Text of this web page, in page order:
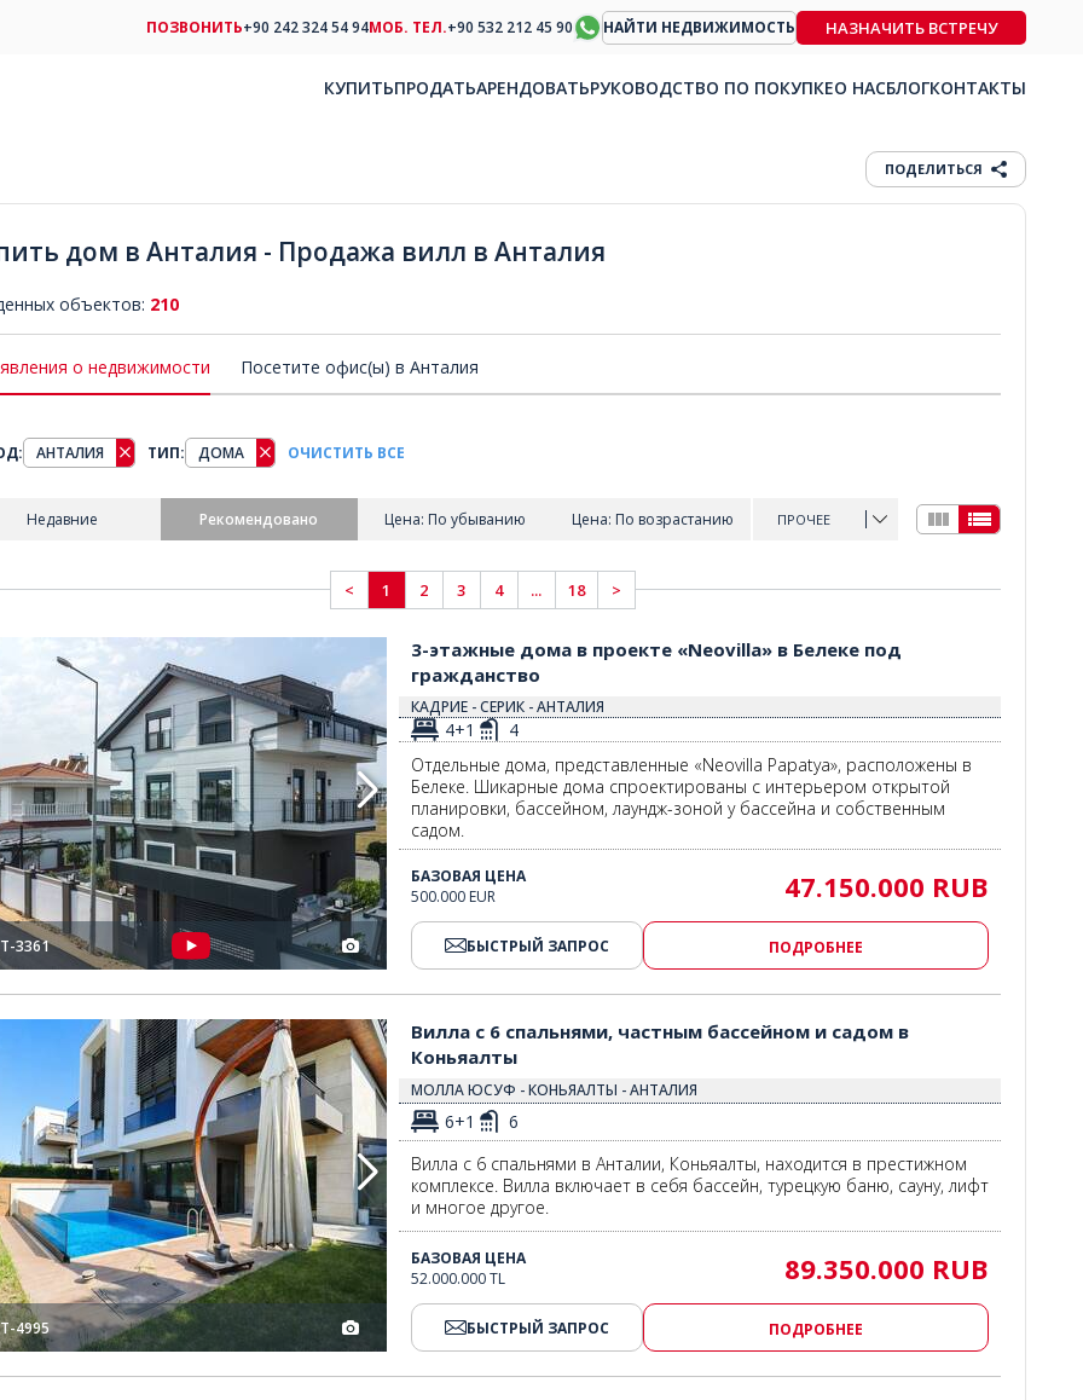
ПОДЕЛИТЬСЯ
дом в Анталия - Продажа вилл в Анталия
объектов: 210
о недвижимости Посетите офис(ы) в Анталия
АНТАЛИЯ ТИП: ДОМА ОЧИСТИТЬ ВСЕ
Недавние Рекомендовано Цена: По убыванию Цена: По возрастанию ПРОЧЕЕ
< 1 2 3 4 ... 18 >
2
3-этажные дома в проекте «Neovilla» в Белеке под гражданство 3
3361
3-этажные дома в проекте «Neovilla» в Белеке под
гражданство
КАДРИЕ - СЕРИК - АНТАЛИЯ
4+1
4
Отдельные дома, представленные «Neovilla Papatya», расположены в
Белеке. Шикарные дома спроектированы с интерьером открытой
планировки, бассейном, лаундж-зоной у бассейна и собственным
садом.
БАЗОВАЯ ЦЕНА
500.000 EUR
47.150.000 RUB
БЫСТРЫЙ ЗАПРОС ПОДРОБНЕЕ
2
Вилла с 6 спальнями, частным бассейном и садом в Коньяалты 3
4995
Вилла с 6 спальнями, частным бассейном и садом в
Коньяалты
МОЛЛА ЮСУФ - КОНЬЯАЛТЫ - АНТАЛИЯ
6+1
6
Вилла с 6 спальнями в Анталии, Коньяалты, находится в престижном
комплексе. Вилла включает в себя бассейн, турецкую баню, сауну, лифт
и многое другое.
БАЗОВАЯ ЦЕНА
52.000.000 TL
89.350.000 RUB
БЫСТРЫЙ ЗАПРОС ПОДРОБНЕЕ
ПОЗВОНИТЬ+90 242 324 54 94МОБ. ТЕЛ.+90 532 212 45 90 НАЙТИ НЕДВИЖИМОСТЬ НАЗНАЧИТЬ ВСТРЕЧУ
КУПИТЬПРОДАТЬАРЕНДОВАТЬРУКОВОДСТВО ПО ПОКУПКЕО НАСБЛОГКОНТАКТЫ